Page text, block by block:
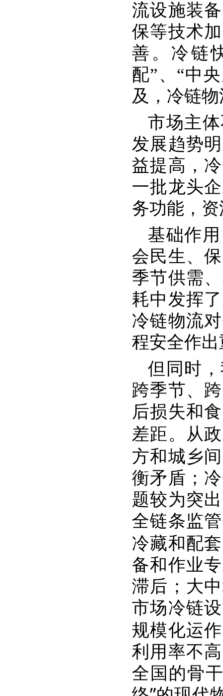
流设施装
保等技术
善。冷链
配”、“中
及，冷链
市场主
发展趋势
益提高，
一批龙头
务功能，
基础作
会民生、
季节供需
耗中发挥
冷链物流
程安全作
但同时
跨季节、
后损失和
差距。 从
方和城乡
衡矛盾；
题较为突
全链条监
冷藏和配
备和作业
滞后；大
市场冷链
规模化运
利用率不
全国的骨